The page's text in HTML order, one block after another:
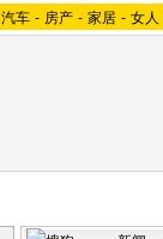
汽车 - 房产 - 家居 - 女人